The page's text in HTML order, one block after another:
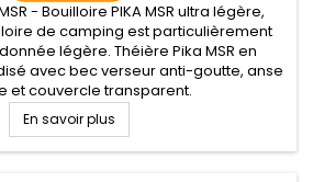
MSR - Bouilloire PIKA MSR ultra légère,
de camping est particulièrement
légère. Théière Pika MSR en
avec bec verseur anti-goutte, anse
et couvercle transparent.
En savoir plus